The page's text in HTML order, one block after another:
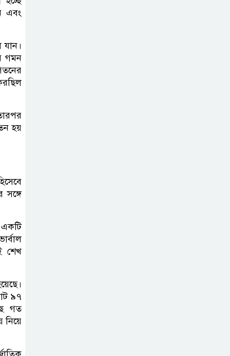
এবং
যান।
গমন
হয়
একটি
শেখ
৯৭
গত
নিয়ে